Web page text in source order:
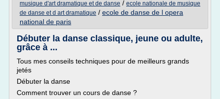
musique d'art dramatique et de danse / ecole nationale de musique
de danse et d art dramatique / ecole de danse de l opera
national de paris
Débuter la danse classique, jeune ou adulte,
grâce à ...
Tous mes conseils techniques pour de meilleurs grands
jetés
Débuter la danse
Comment trouver un cours de danse ?